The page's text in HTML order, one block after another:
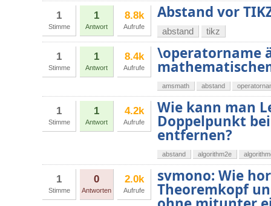
1
Stimme
1
Antwort
8.8k
Aufrufe
Abstand vor
abstand tikz
1
Stimme
1
Antwort
8.4k
Aufrufe
\operatorname
amsmath abstand
1
Stimme
1
Antwort
4.2k
Aufrufe
Wie kann man
Doppelpunkt
entfernen?
abstand algorithm2e
1
Stimme
0
Antworten
2.0k
Aufrufe
svmono: Wie
Theoremkopf